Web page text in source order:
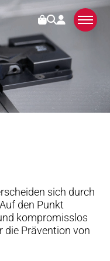
sich durch
den Punkt
kompromisslos
die Prävention von